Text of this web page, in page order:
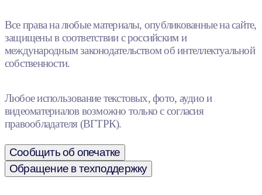
Все права на любые материалы, опубликованные на сайте,
защищены в соответствии с российским и
международным законодательством об интеллектуальной
собственности.
Любое использование текстовых, фото, аудио и
видеоматериалов возможно только с согласия
правообладателя (ВГТРК).
Сообщить об опечатке
Обращение в техподдержку